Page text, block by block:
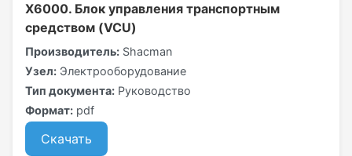
X6000. Блок управления транспортным
средством (VCU)
Производитель: Shacman
Узел: Электрооборудование
Тип документа: Руководство
Формат: pdf
Скачать